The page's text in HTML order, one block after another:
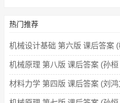
热门推荐
机械设计基础 第六版 课后答案
机械原理 第八版 课后答案 (孙
材料力学 第四版 课后答案 (刘鸿